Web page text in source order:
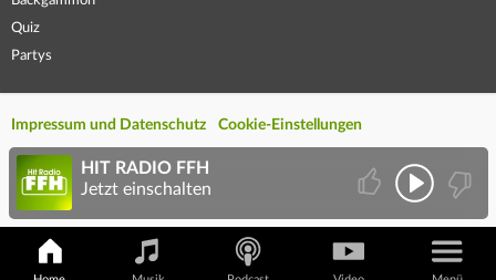
Quiz
Partys
Impressum und Datenschutz Cookie-Einstellungen
HIT RADIO FFH
Jetzt einschalten